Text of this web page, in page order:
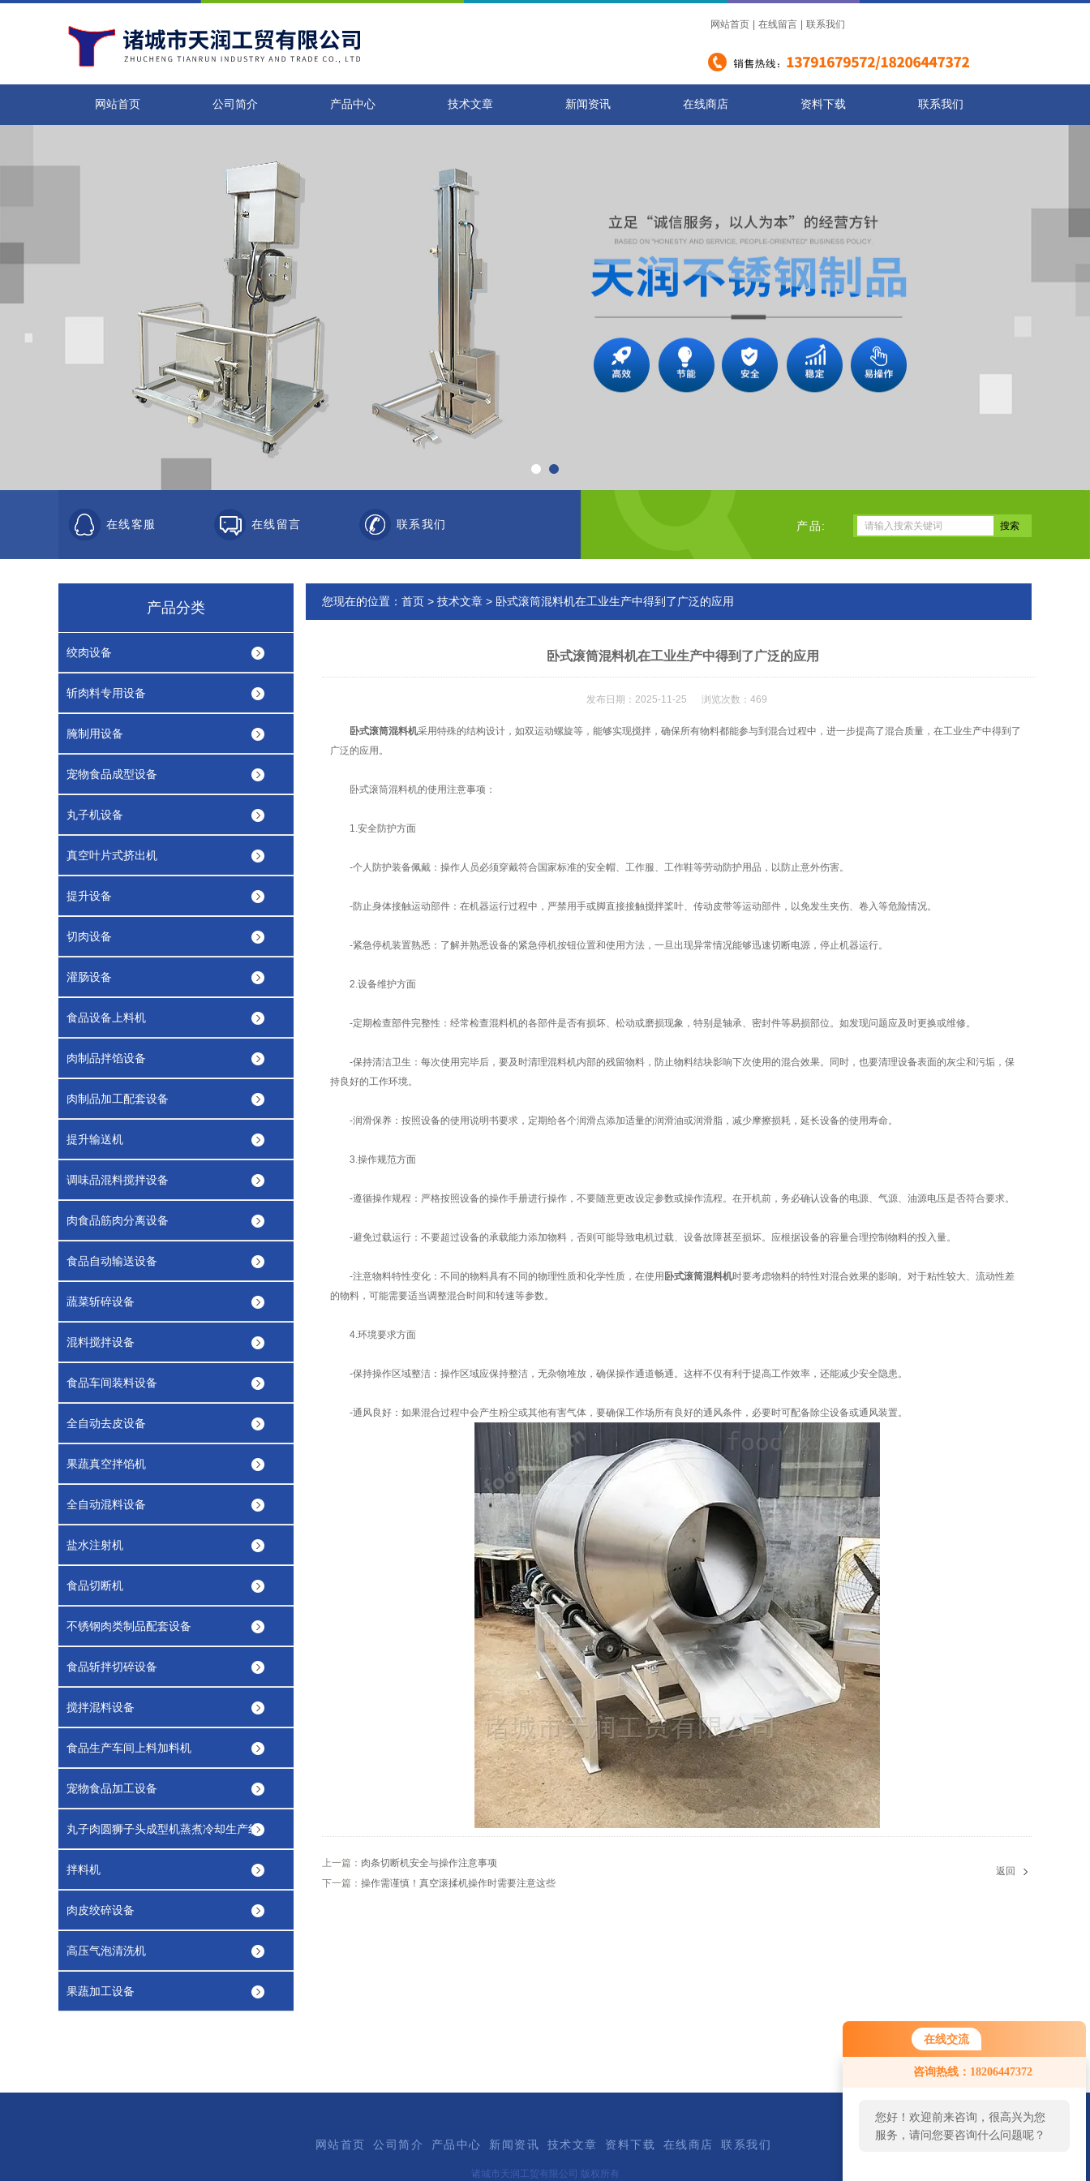
在线交流
咨询热线：18206447372
您好！欢迎前来咨询，很高兴为您
服务，请问您要咨询什么问题呢？
网站首页 在线留言 联系我们
网站首页 公司简介 产品中心 技术文章 新闻资讯 在线商店 资料下载 联系我们
在线客服 在线留言 联系我们 产品:
产品分类
绞肉设备
斩肉料专用设备
腌制用设备
宠物食品成型设备
丸子机设备
真空叶片式挤出机
提升设备
切肉设备
灌肠设备
食品设备上料机
肉制品拌馅设备
肉制品加工配套设备
提升输送机
调味品混料搅拌设备
肉食品筋肉分离设备
食品自动输送设备
蔬菜斩碎设备
混料搅拌设备
食品车间装料设备
全自动去皮设备
果蔬真空拌馅机
全自动混料设备
盐水注射机
食品切断机
不锈钢肉类制品配套设备
食品斩拌切碎设备
搅拌混料设备
食品生产车间上料加料机
宠物食品加工设备
丸子肉圆狮子头成型机蒸煮冷却生产线
拌料机
肉皮绞碎设备
高压气泡清洗机
果蔬加工设备
您现在的位置： 首页 > 技术文章 > 卧式滚筒混料机在工业生产中得到了广泛的应用
卧式滚筒混料机在工业生产中得到了广泛的应用
发布日期：2025-11-25 浏览次数：469
卧式滚筒混料机采用特殊的结构设计，如双运动螺旋等，能够实现搅拌，确保所有物料都能参与到混合过程中，进一步提高了混合质量，在工业生产中得到了
广泛的应用。
卧式滚筒混料机的使用注意事项：
1.安全防护方面
-个人防护装备佩戴：操作人员必须穿戴符合国家标准的安全帽、工作服、工作鞋等劳动防护用品，以防止意外伤害。
-防止身体接触运动部件：在机器运行过程中，严禁用手或脚直接接触搅拌桨叶、传动皮带等运动部件，以免发生夹伤、卷入等危险情况。
-紧急停机装置熟悉：了解并熟悉设备的紧急停机按钮位置和使用方法，一旦出现异常情况能够迅速切断电源，停止机器运行。
2.设备维护方面
-定期检查部件完整性：经常检查混料机的各部件是否有损坏、松动或磨损现象，特别是轴承、密封件等易损部位。如发现问题应及时更换或维修。
-保持清洁卫生：每次使用完毕后，要及时清理混料机内部的残留物料，防止物料结块影响下次使用的混合效果。同时，也要清理设备表面的灰尘和污垢，保
持良好的工作环境。
-润滑保养：按照设备的使用说明书要求，定期给各个润滑点添加适量的润滑油或润滑脂，减少摩擦损耗，延长设备的使用寿命。
3.操作规范方面
-遵循操作规程：严格按照设备的操作手册进行操作，不要随意更改设定参数或操作流程。在开机前，务必确认设备的电源、气源、油源电压是否符合要求。
-避免过载运行：不要超过设备的承载能力添加物料，否则可能导致电机过载、设备故障甚至损坏。应根据设备的容量合理控制物料的投入量。
-注意物料特性变化：不同的物料具有不同的物理性质和化学性质，在使用 卧式滚筒混料机时要考虑物料的特性对混合效果的影响。对于粘性较大、流动性差
的物料，可能需要适当调整混合时间和转速等参数。
4.环境要求方面
-保持操作区域整洁：操作区域应保持整洁，无杂物堆放，确保操作通道畅通。这样不仅有利于提高工作效率，还能减少安全隐患。
-通风良好：如果混合过程中会产生粉尘或其他有害气体，要确保工作场所有良好的通风条件，必要时可配备除尘设备或通风装置。
上一篇： 肉条切断机安全与操作注意事项
下一篇： 操作需谨慎！真空滚揉机操作时需要注意这些
返回
网站首页 公司简介 产品中心 新闻资讯 技术文章 资料下载 在线商店 联系我们
诸城市天润工贸有限公司 版权所有